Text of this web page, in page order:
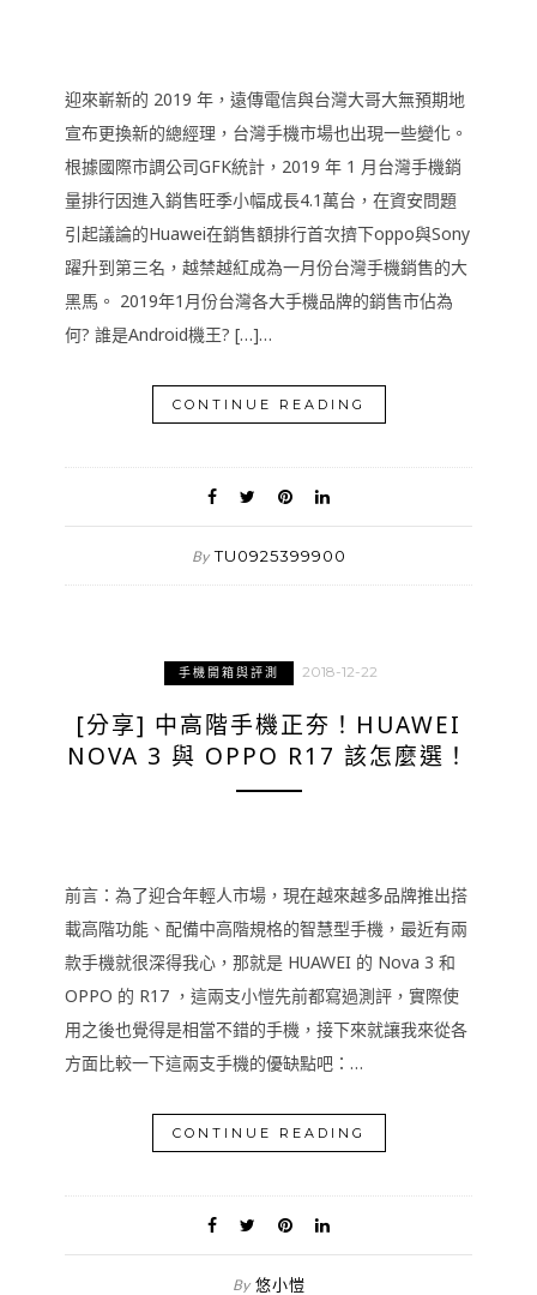
迎來嶄新的 2019 年，遠傳電信與台灣大哥大無預期地
宣布更換新的總經理，台灣手機市場也出現一些變化。
根據國際市調公司GFK統計，2019 年 1 月台灣手機銷
量排行因進入銷售旺季小幅成長4.1萬台，在資安問題
引起議論的Huawei在銷售額排行首次擠下oppo與Sony
躍升到第三名，越禁越紅成為一月份台灣手機銷售的大
黑馬。 2019年1月份台灣各大手機品牌的銷售市佔為
何? 誰是Android機王? […]…
CONTINUE READING
By TU0925399900
手機開箱與評測 2018-12-22
[分享] 中高階手機正夯！HUAWEI
NOVA 3 與 OPPO R17 該怎麼選！
前言：為了迎合年輕人市場，現在越來越多品牌推出搭
載高階功能、配備中高階規格的智慧型手機，最近有兩
款手機就很深得我心，那就是 HUAWEI 的 Nova 3 和
OPPO 的 R17 ，這兩支小愷先前都寫過測評，實際使
用之後也覺得是相當不錯的手機，接下來就讓我來從各
方面比較一下這兩支手機的優缺點吧：…
CONTINUE READING
By 悠小愷